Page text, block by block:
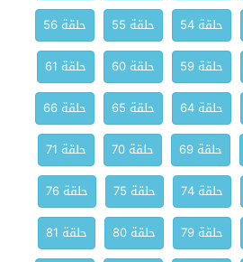
حلقة 54 حلقة 55
حلقة 56
حلقة 59 حلقة 60
حلقة 61
حلقة 64 حلقة 65
حلقة 66
حلقة 69 حلقة 70
حلقة 71
حلقة 74 حلقة 75
حلقة 76
حلقة 79 حلقة 80
حلقة 81